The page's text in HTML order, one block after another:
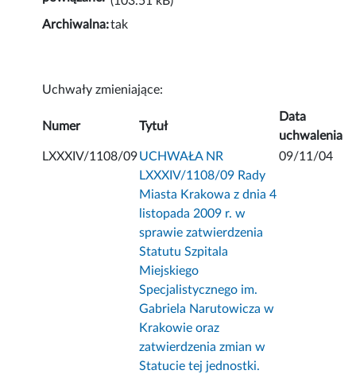
Archiwalna:tak
Uchwały zmieniające:
Numer Tytuł
Data
uchwalenia
LXXXIV/1108/09UCHWAŁA NR
LXXXIV/1108/09 Rady
Miasta Krakowa z dnia 4
listopada 2009 r. w
sprawie zatwierdzenia
Statutu Szpitala
Miejskiego
Specjalistycznego im.
Gabriela Narutowicza w
Krakowie oraz
zatwierdzenia zmian w
Statucie tej jednostki.
09/11/04